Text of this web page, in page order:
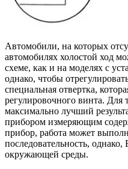
Автомобили, на которых
автомобилях холостой ход
схеме, как и на моделях с
однако, чтобы
специальная отвертка,
регулировочного винта. Для
максимально лучший
прибором измеряющим
прибор, работа может
последовательность,
окружающей среды.